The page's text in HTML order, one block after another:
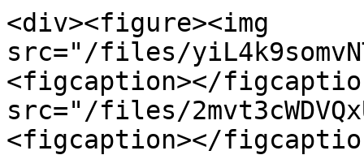
<div><figure><img
src="/files/
<figcaption></
src="/files/
<figcaption></